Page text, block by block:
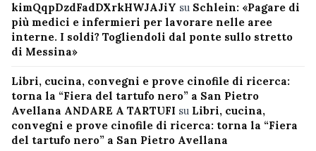
kimQqpDzdFadDXrkHWJAJiY su Schlein: «Pagare di
più medici e infermieri per lavorare nelle aree
interne. I soldi? Togliendoli dal ponte sullo stretto
di Messina»
Libri, cucina, convegni e prove cinofile di ricerca:
torna la “Fiera del tartufo nero” a San Pietro
Avellana ANDARE A TARTUFI su Libri, cucina,
convegni e prove cinofile di ricerca: torna la “Fiera
del tartufo nero” a San Pietro Avellana